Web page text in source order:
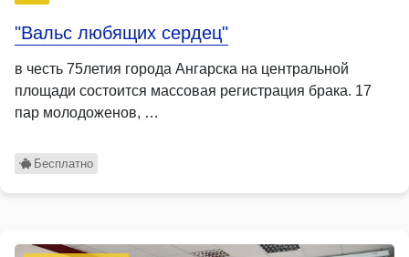
"Вальс любящих сердец"
в честь 75летия города Ангарска на центральной
площади состоится массовая регистрация брака. 17
пар молодоженов, …
Бесплатно